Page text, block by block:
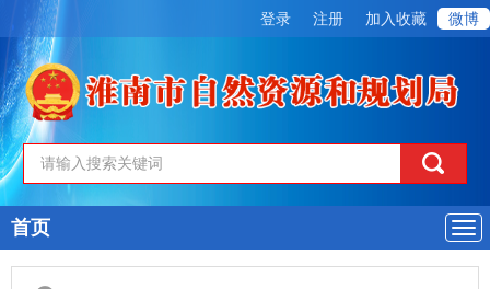
登录 注册 加入收藏 微博
导
航
首页